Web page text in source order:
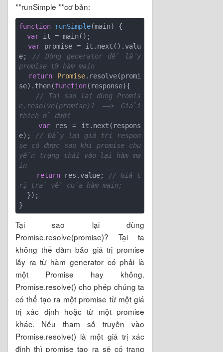
**runSimple **cơ bản:
function runSimple(main) {
var it = main();
var promise = it.next().valu
e;
// Dùng generator để lấy
promise từ hàm main
return
Promise.resolve(promi
se).then(function( response){
// Tại sao lại dùng Promis
e.resolve(promise)? ==> Giải
thích ở dưới
var res = it.next(respons
e);
// Đẩy lại giá trị respon
se có được sau khi promise chu
yển trạng thái vào lại hàm ma
in
return res.value;
// Giá t
rị trả về của hàm main;
Tại sao lại dùng
Promise.resolve(promise)? Tại ta
không thể đảm bảo giá trị promise
lấy ra từ hàm generator có phải là
một Promise hay không.
Promise.resolve() cho phép chúng ta
có thể tạo ra một promise từ một giá
trị xác định hoặc từ một promise
khác. Nếu tham số truyền vào
Promise.resolve() là một giá trị xác
định thì promise tạo ra sẽ có trạng